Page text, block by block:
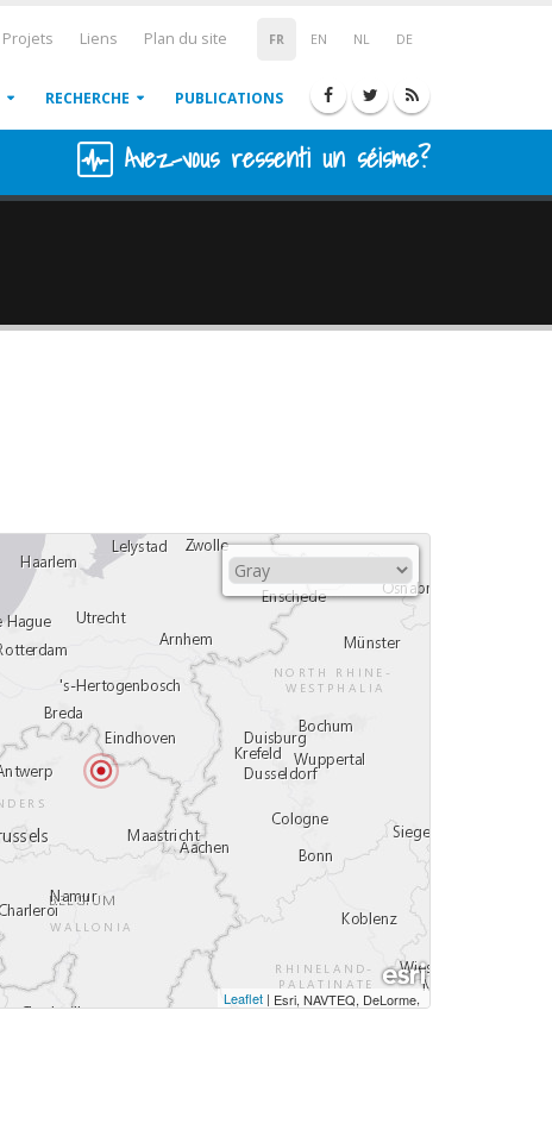
FR EN NL DE
Projets Liens Plan du site
RECHERCHE PUBLICATIONS
Avez-vous ressenti un séisme?
Leaflet | Esri, NAVTEQ, DeLorme,